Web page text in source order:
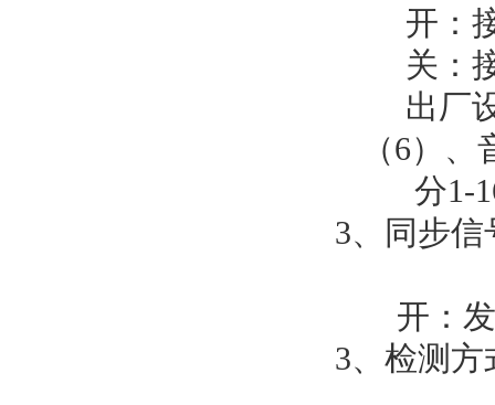
开：接
关：接
出厂设
（6）、
分1-16
3、同步信
开：发
3、检测方